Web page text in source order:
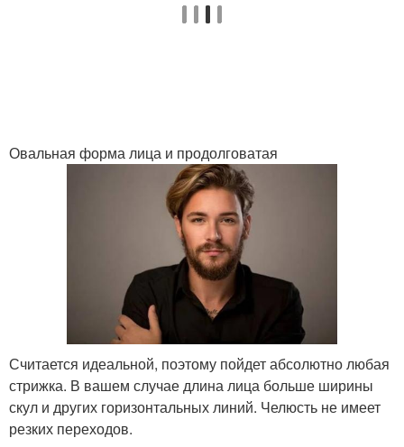
Овальная форма лица и продолговатая
Считается идеальной, поэтому пойдет абсолютно любая
стрижка. В вашем случае длина лица больше ширины
скул и других горизонтальных линий. Челюсть не имеет
резких переходов.